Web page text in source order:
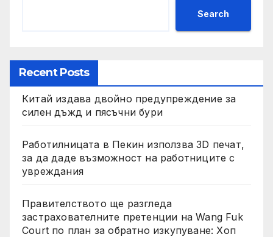
Search
Recent Posts
Китай издава двойно предупреждение за
силен дъжд и пясъчни бури
Работилницата в Пекин използва 3D печат,
за да даде възможност на работниците с
увреждания
Правителството ще разгледа
застрахователните претенции на Wang Fuk
Court по план за обратно изкупуване: Хоп